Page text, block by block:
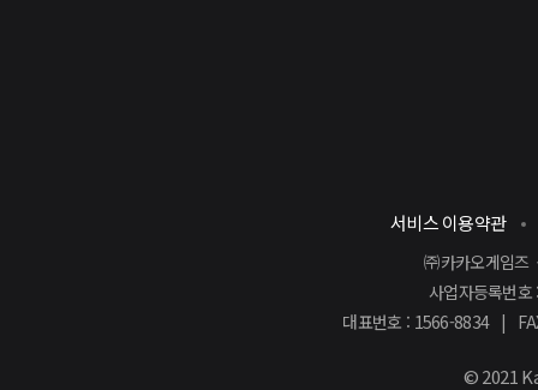
서비스 이용약관
㈜카카오게임즈
사업자등록번
대표번호 : 1566-8834 |
© 2021